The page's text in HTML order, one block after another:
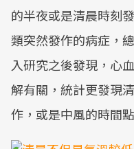
的半夜或是清晨時刻
類突然發作的病症，
入研究之後發現，心
解有關，統計更發現
作，或是中風的時間